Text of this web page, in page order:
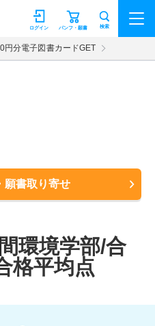
パンフ・願書
ログイン 検索
円分電子図書カードGET
願書取り寄せ
環境学部/合
格平均点